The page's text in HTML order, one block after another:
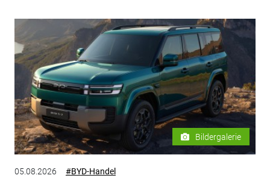
Bildergalerie
05.08.2026 #BYD-Handel